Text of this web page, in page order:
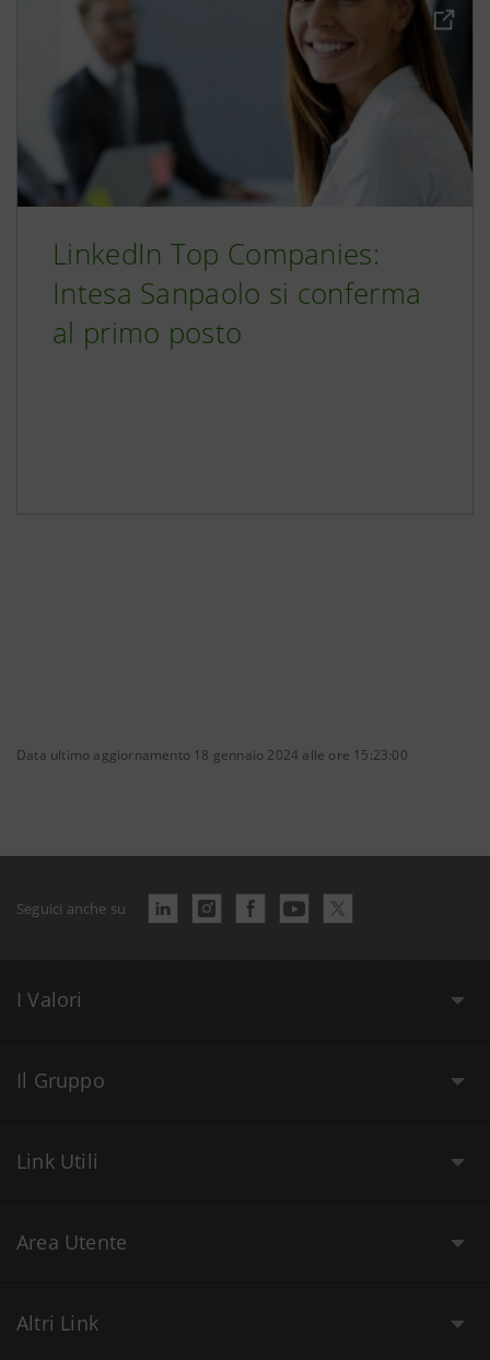
LinkedIn Top Companies:
Intesa Sanpaolo si conferma
al primo posto
Data ultimo aggiornamento 18 gennaio 2024 alle ore 15:23:00
Seguici anche su
I Valori
Il Gruppo
Link Utili
Area Utente
Altri Link